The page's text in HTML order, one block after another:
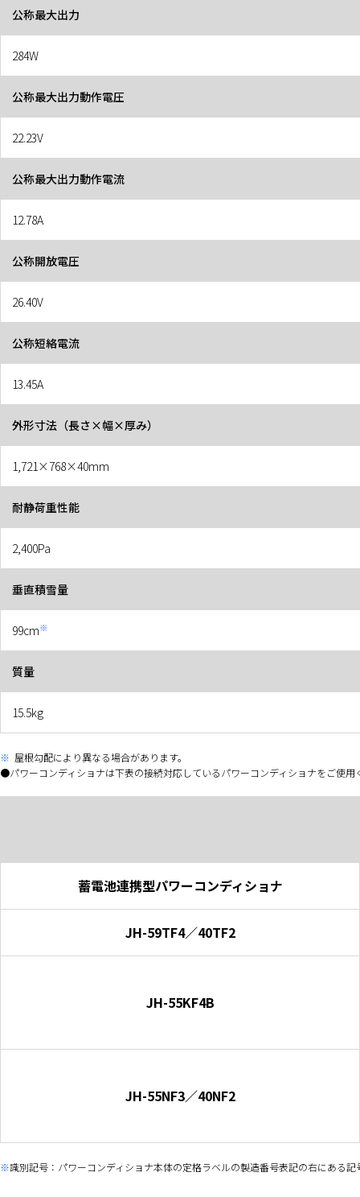
公称最大出力
284W
公称最大出力動作電圧
22.23V
公称最大出力動作電流
12.78A
公称開放電圧
26.40V
公称短絡電流
13.45A
外形寸法（長さ×幅×厚み）
1,721×768×40mm
耐静荷重性能
2,400Pa
垂直積雪量
99cm※
質量
15.5kg
※ 屋根勾配により異なる場合があります。
パワーコンディショナは下表の接続対応しているパワーコンディショナをご使
蓄電池連携型パワーコンディショナ
JH-59TF4／40TF2
JH-55KF4B
JH-55NF3／40NF2
識別記号：パワーコンディショナ本体の定格ラベルの製造番号表記の右にある記